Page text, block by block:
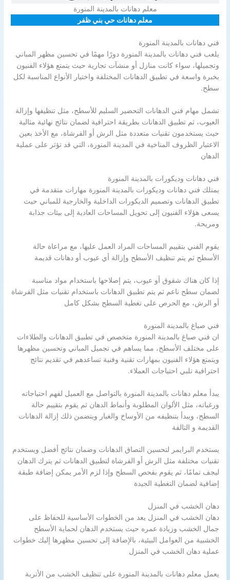
معلم دهانات بالمدينة المنورة
معلم دهانات حي بني ظفر
فني دهانات بالمدينة المنورة
يلعب فني دهانات بالمدينة المنورة دورًا مهمًا في تحسين مظهر المباني
وتجميلها، سواء كانت منازل أو منشآت تجارية حيث يتمتع هؤلاء الفنيون
بخبرة واسعة في تطبيق الدهانات المختلفة واختيار الأنواع المناسبة لكل
سطح.
تشمل مهام فني الدهانات التحضير السليم للأسطح، مثل تنظيفها وإزالة
العيوب، ثم تطبيق الدهانات بطريقة احترافية لضمان نتائج نهائية مثالية
حيث يستخدمون تقنيات متعددة مثل الرش أو الفرشاة، مع الأخذ بعين
الاعتبار الظروف المناخية في المدينة المنورة، التي قد تؤثر على عملية
الدهان
فني دهانات وديكورات بالمدينة المنورة
يمتلك فني دهانات وديكورات بالمدينة المنورة مهارات متقدمة في
تطبيق الدهانات وتصميم الديكورات الداخلية والخارجية للمباني حيث
يسعى هؤلاء الفنيون إلى تحويل المساحات العادية إلى بيئات جذابة
ومريحة.
يقوم الفني بتقييم المساحات المراد العمل عليها، مع مراعاة حالة
الأسطح ثم يتم تنظيف الأسطح وإزالة أي عيوب أو دهانات قديمة
إذا كان هناك شقوق أو عيوب، يتم إصلاحها باستخدام مواد مناسبة
لضمان سطح ناعم ثم يتم تطبيق الدهانات باستخدام تقنيات مثل الفرشاة
أو الرش، مع الحرص على تغطية السطح بشكل كامل
فني صباغ بالمدينة المنورة
ان فني صباغ بالمدينة المنورة متخصص في تطبيق الدهانات والطلاءات
على مختلف الأسطح، مما يساهم في تجميل المباني وتحسين مظهرها
ويتمتع هؤلاء الفنيون بمهارات تقنية وفنية تساعدهم في تقديم نتائج
احترافية تلبي احتياجات العملاء.
يبدأ معلم دهانات بالمدينة المنورة بالتواصل مع العميل لفهم احتياجاته
ورغباته، مثل الألوان المطلوبة وأنماط الدهان ثم يقوم بتقييم حالة
السطح، ويبدأ بتنظيفه من الأوساخ والغبار ويتضمن ذلك إزالة الدهانات
القديمة و التالفة
يستخدم البرايمر لتحسين التصاق الدهانات وضمان نتائج أفضل ويستخدم
تقنيات مختلفة مثل الرش أو الفرشاة لتطبيق الدهانات ثم يترك الدهان
ليجف تمامًا، ثم يقوم بفحص السطح وإذا لزم الأمر يمكن إضافة طبقة
إضافية لضمان التغطية الجيدة
دهان الخشب في المنزل
دهان الخشب في المنزل يعد من الخطوات الأساسية للحفاظ على
جمال الخشب وزيادة عمره حيث يستخدم الدهان لحماية الأسطح
الخشبية من العوامل البيئية، بالإضافة إلى تحسين مظهرها إليك خطوات
عملية دهان الخشب في المنزل
يعمل معلم دهانات بالمدينة المنورة على تنظيف الخشب من الأتربة